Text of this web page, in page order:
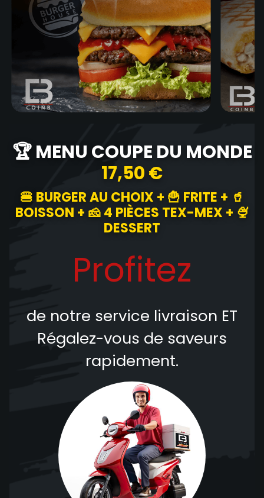
🏆 MENU COUPE DU MONDE
17,50 €
🍔 BURGER AU CHOIX + 🍟 FRITE + 🥤
BOISSON + 🧀 4 PIÈCES TEX-MEX + 🍨
DESSERT
Profitez
de notre service livraison ET
Régalez-vous de saveurs
rapidement.